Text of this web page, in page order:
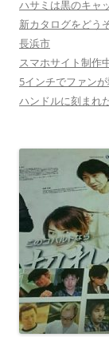
ハサミは黒のキャ
新カタログをどう
長浜市
スマホサイト制作
5インチでファン
ハンドルに刻まれ